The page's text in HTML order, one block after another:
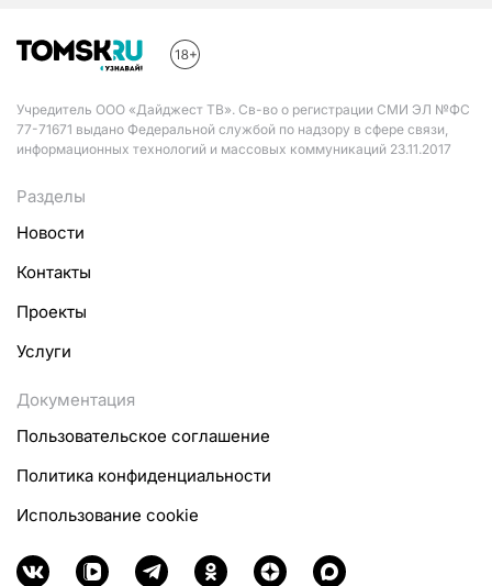
Учредитель ООО «Дайджест ТВ». Св-во о регистрации СМИ ЭЛ №ФС
77-71671 выдано Федеральной службой по надзору в сфере связи,
информационных технологий и массовых коммуникаций 23.11.2017
Разделы
Новости
Контакты
Проекты
Услуги
Документация
Пользовательское соглашение
Политика конфиденциальности
Использование cookie